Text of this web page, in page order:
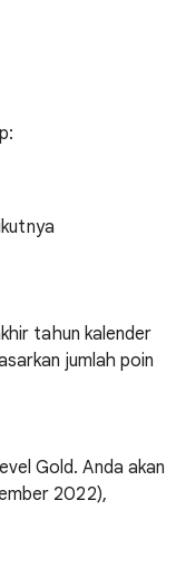
tahun kalender
jumlah poin
Gold. Anda akan
2022),